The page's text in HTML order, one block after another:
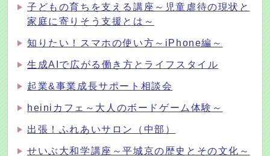
子どもの育ちを支える講座～児童虐待の現状と
家庭に寄りそう支援とは～
知りたい！スマホの使い方～iPhone編～
生成AIで広がる働き方とライフスタイル
起業&事業成長サポート相談会
heiniカフェ～大人のボードゲーム体験～
出張！ふれあいサロン（中部）
せいぶ大和学講座～平城京の歴史とその文化～